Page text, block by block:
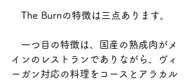
The Burnの特徴は三点あります。
一つ目の特徴は、国産の熟成肉がメ
インのレストランでありながら、ヴィ
ーガン対応の料理をコースとアラカル